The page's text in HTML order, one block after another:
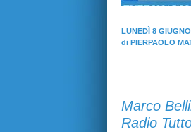
LUNEDÌ 8
di PIERPAOLO
Marco
Radio